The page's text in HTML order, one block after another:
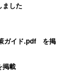
ました
ガイド.pdfを掲
掲載